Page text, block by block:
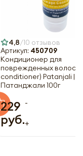
4,8 10 отзывов
Артикул: 450709
Кондиционер для
поврежденных волос
conditioner) Patanjali |
Патанджали 100г
229
руб.
-
+